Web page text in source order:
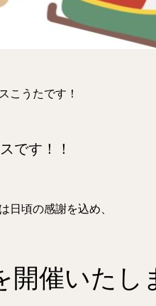
こうたです！
です！！
日頃の感謝を込め、
開催いたし